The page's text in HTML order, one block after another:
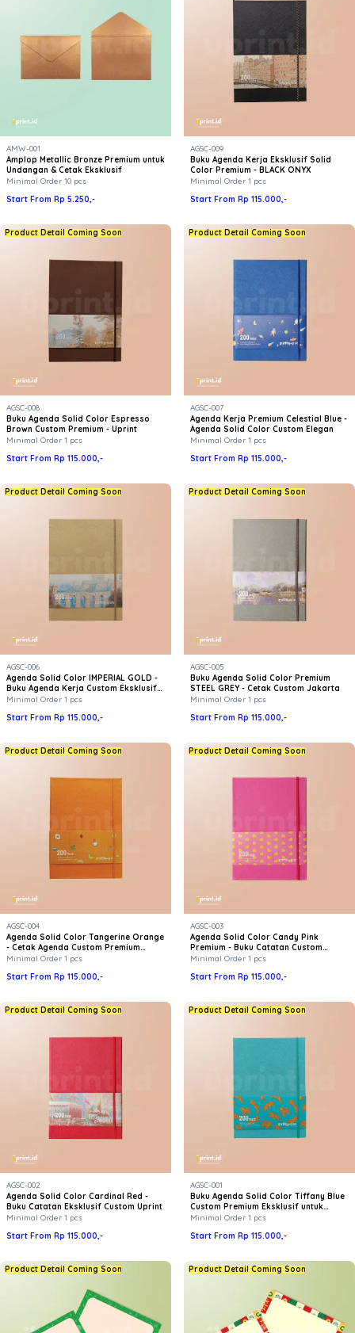
AMW-001
Amplop Metallic Bronze Premium untuk
Undangan & Cetak Eksklusif
Minimal Order 10 pcs
Start From Rp 5.250,-
AGSC-009
Buku Agenda Kerja Eksklusif Solid
Color Premium - BLACK ONYX
Minimal Order 1 pcs
Start From Rp 115.000,-
Product Detail Coming Soon
AGSC-008
Buku Agenda Solid Color Espresso
Brown Custom Premium - Uprint
Minimal Order 1 pcs
Start From Rp 115.000,-
Product Detail Coming Soon
AGSC-007
Agenda Kerja Premium Celestial Blue -
Agenda Solid Color Custom Elegan
Minimal Order 1 pcs
Start From Rp 115.000,-
Product Detail Coming Soon
AGSC-006
Agenda Solid Color IMPERIAL GOLD -
Buku Agenda Kerja Custom Eksklusif
Premium
Minimal Order 1 pcs
Start From Rp 115.000,-
Product Detail Coming Soon
AGSC-005
Buku Agenda Solid Color Premium
STEEL GREY - Cetak Custom Jakarta
Minimal Order 1 pcs
Start From Rp 115.000,-
Product Detail Coming Soon
AGSC-004
Agenda Solid Color Tangerine Orange
- Cetak Agenda Custom Premium
Jakarta | Uprint
Minimal Order 1 pcs
Start From Rp 115.000,-
Product Detail Coming Soon
AGSC-003
Agenda Solid Color Candy Pink
Premium - Buku Catatan Custom
Uprint
Minimal Order 1 pcs
Start From Rp 115.000,-
Product Detail Coming Soon
AGSC-002
Agenda Solid Color Cardinal Red -
Buku Catatan Eksklusif Custom Uprint
Minimal Order 1 pcs
Start From Rp 115.000,-
Product Detail Coming Soon
AGSC-001
Buku Agenda Solid Color Tiffany Blue
Custom Premium Eksklusif untuk
Souvenir & Kantor
Minimal Order 1 pcs
Start From Rp 115.000,-
Product Detail Coming Soon Product Detail Coming Soon